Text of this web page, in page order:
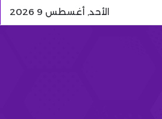
الأحد, أغسطس 9 2026